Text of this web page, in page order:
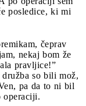
posledice, ki mi
čeprav
nekaj bom že
pravljice!”
so bili mož,
pa da to ni bil
operaciji.